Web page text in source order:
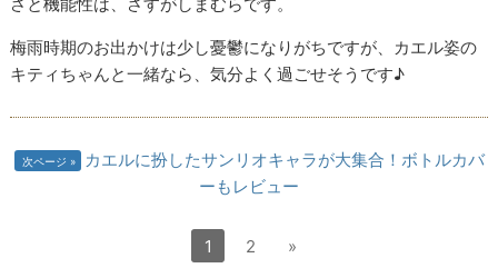
梅雨時期のお出かけは少し憂鬱になりがちですが、カエル姿の
キティちゃんと一緒なら、気分よく過ごせそうです♪
次ページ
カエルに扮したサンリオキャラが大集合！ボトルカバ
ーもレビュー
1 2 »